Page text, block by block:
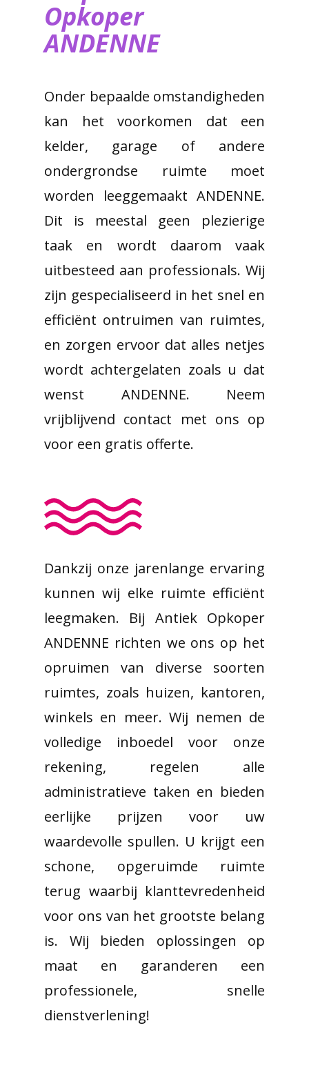
Opkoper
ANDENNE
Onder bepaalde omstandigheden
kan het voorkomen dat een
kelder, garage of andere
ondergrondse ruimte moet
worden leeggemaakt ANDENNE.
Dit is meestal geen plezierige
taak en wordt daarom vaak
uitbesteed aan professionals. Wij
zijn gespecialiseerd in het snel en
efficiënt ontruimen van ruimtes,
en zorgen ervoor dat alles netjes
wordt achtergelaten zoals u dat
wenst ANDENNE. Neem
vrijblijvend contact met ons op
voor een gratis offerte.
Dankzij onze jarenlange ervaring
kunnen wij elke ruimte efficiënt
leegmaken. Bij Antiek Opkoper
ANDENNE richten we ons op het
opruimen van diverse soorten
ruimtes, zoals huizen, kantoren,
winkels en meer. Wij nemen de
volledige inboedel voor onze
rekening, regelen alle
administratieve taken en bieden
eerlijke prijzen voor uw
waardevolle spullen. U krijgt een
schone, opgeruimde ruimte
terug waarbij klanttevredenheid
voor ons van het grootste belang
is. Wij bieden oplossingen op
maat en garanderen een
professionele, snelle
dienstverlening!